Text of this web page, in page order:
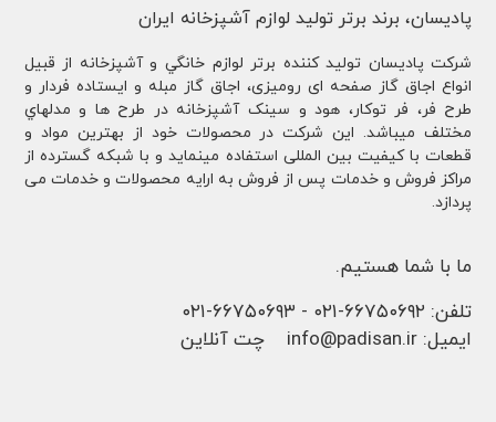
پادیسان، برند برتر تولید لوازم آشپزخانه ایران
شركت پادیسان توليد کننده برتر لوازم خانگي و آشپزخانه از قبيل
انواع اجاق گاز صفحه ای رومیزی، اجاق گاز مبله و ایستاده فردار و
طرح فر، فر توكار، هود و سینک آشپزخانه در طرح ها و مدلهاي
مختلف ميباشد. این شرکت در محصولات خود از بهترین مواد و
قطعات با کیفیت بین المللی استفاده مینماید و با شبکه گسترده از
مراکز فروش و خدمات پس از فروش به ارایه محصولات و خدمات می
پردازد.
ما با شما هستیم.
تلفن: ۶۶۷۵۰۶۹۲-۰۲۱ - ۶۶۷۵۰۶۹۳-۰۲۱
ایمیل: info@padisan.ir چت آنلاین